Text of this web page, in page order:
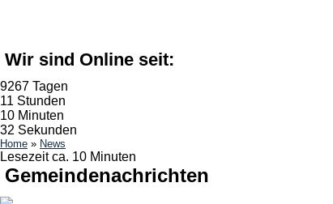
Wir sind Online seit:
9267 Tagen
11 Stunden
10 Minuten
33 Sekunden
Home » News
Lesezeit ca. 10 Minuten
Gemeindenachrichten